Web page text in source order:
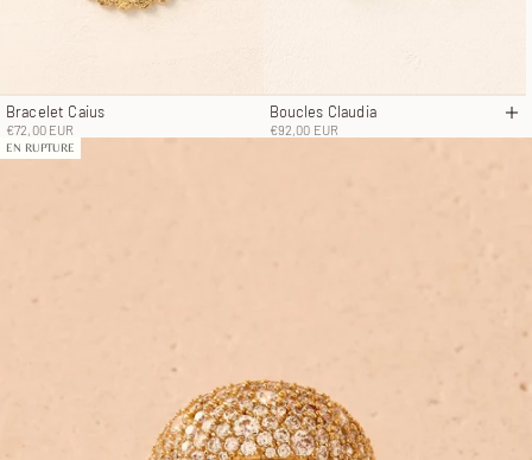
Bracelet Caius
Prix de vente
€72,00 EUR
Boucles Claudia
Prix de vente
€92,00 EUR
EN RUPTURE